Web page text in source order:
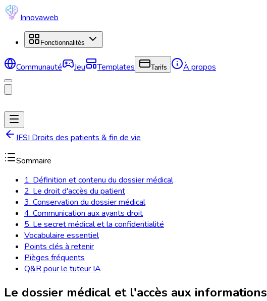
Innovaweb
Fonctionnalités
Communauté Jeu Templates Tarifs À propos
IFSI Droits des patients & fin de vie
Sommaire
1. Définition et contenu du dossier médical
2. Le droit d'accès du patient
3. Conservation du dossier médical
4. Communication aux ayants droit
5. Le secret médical et la confidentialité
Vocabulaire essentiel
Points clés à retenir
Pièges fréquents
Q&R pour le tuteur IA
Le dossier médical et l'accès aux informations